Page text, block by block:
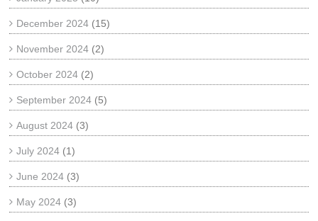
December 2024 (15)
November 2024 (2)
October 2024 (2)
September 2024 (5)
August 2024 (3)
July 2024 (1)
June 2024 (3)
May 2024 (3)